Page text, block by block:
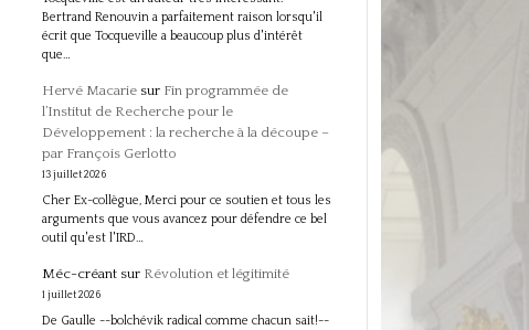
Bertrand Renouvin a parfaitement raison lorsqu'il
écrit que Tocqueville a beaucoup plus d'intérêt
que…
Hervé Macariesur Fin programmée de
l’Institut de Recherche pour le
Développement : la recherche à la découpe –
par François Gerlotto
13 juillet 2026
Cher Ex-collègue, Merci pour ce soutien et tous les
arguments que vous avancez pour défendre ce bel
outil qu'est l'IRD…
Méc-créantsur Révolution et légitimité
1 juillet 2026
De Gaulle --bolchévik radical comme chacun sait!--